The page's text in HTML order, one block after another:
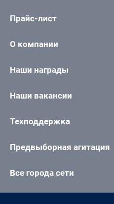
Прайс-лист
О компании
Наши награды
Наши вакансии
Техподдержка
Предвыборная агитация
Все города сети